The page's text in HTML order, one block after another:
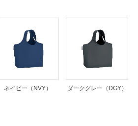
ネイビー（NVY） ダークグレー（DGY）